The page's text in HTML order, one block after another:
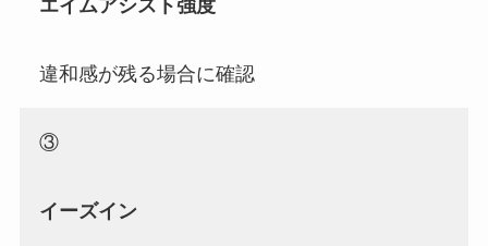
エイムアシスト強度
違和感が残る場合に確認
③
イーズイン